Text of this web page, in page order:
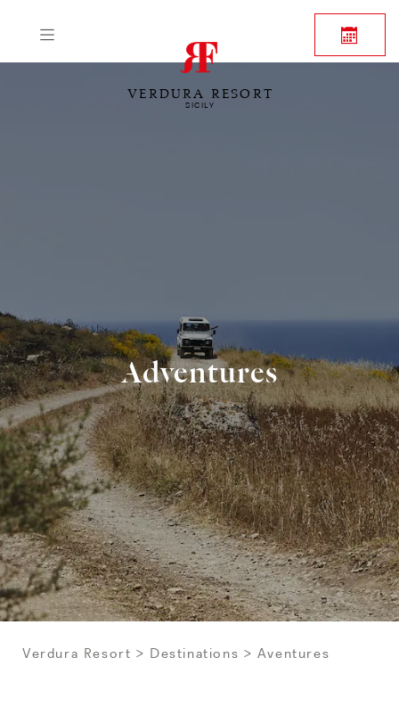
VERDURA RESORT
SICILY
Adventures
Verdura Resort Destinations Aventures